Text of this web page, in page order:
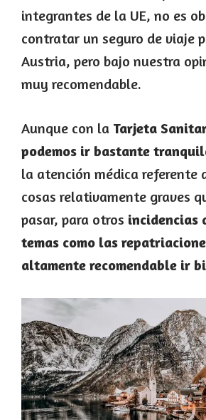
integrantes de la UE, no es
contratar un seguro de viaje
Austria, pero bajo nuestra
muy recomendable.
Aunque con la Tarjeta
podemos ir bastante
la atención médica referente
cosas relativamente graves
pasar, para otros incidencias
temas como las
altamente recomendable ir